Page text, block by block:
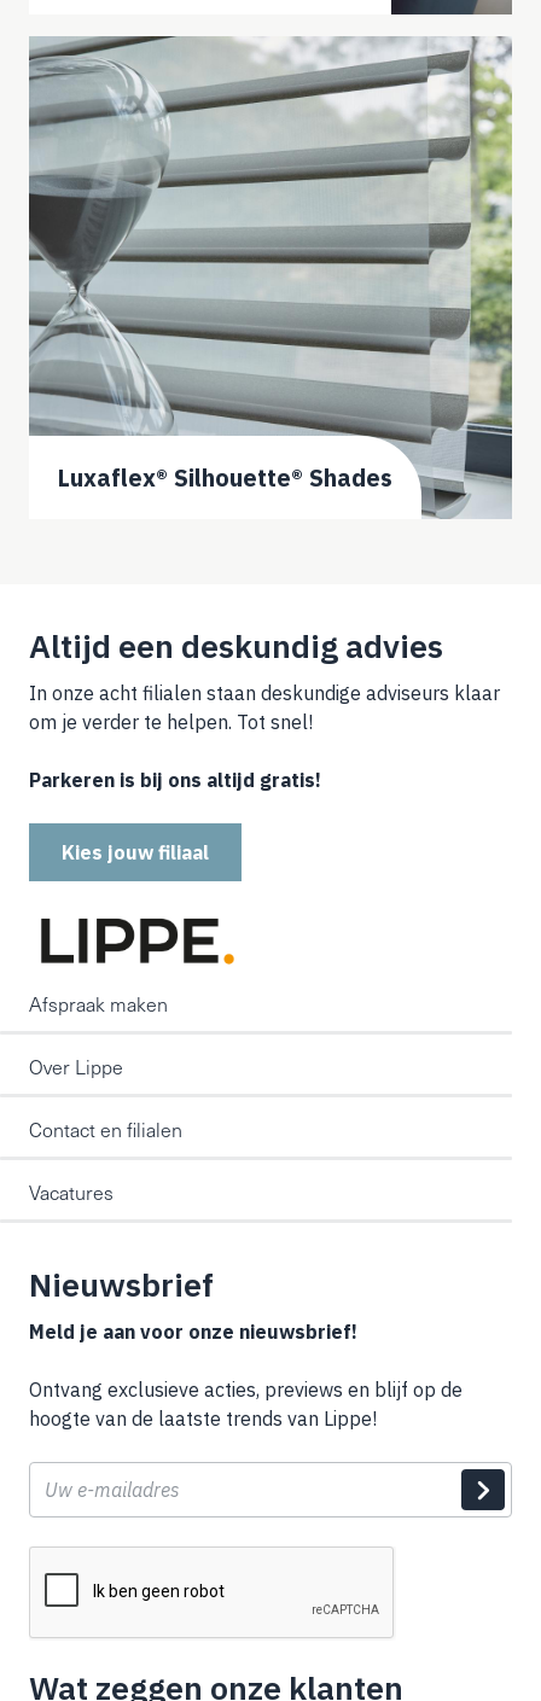
Luxaflex® Silhouette® Shades
Altijd een deskundig advies
In onze acht filialen staan deskundige adviseurs klaar
om je verder te helpen. Tot snel!
Parkeren is bij ons altijd gratis!
Kies jouw filiaal
Afspraak maken
Over Lippe
Contact en filialen
Vacatures
Nieuwsbrief
Meld je aan voor onze nieuwsbrief!
Ontvang exclusieve acties, previews en blijf op de
hoogte van de laatste trends van Lippe!
mail
Wat zeggen onze klanten